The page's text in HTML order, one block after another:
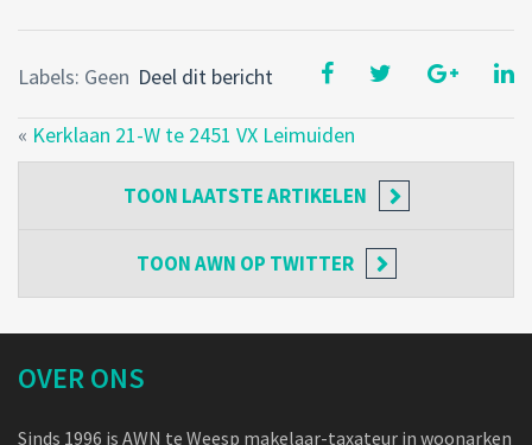
Deel dit bericht
Labels: Geen
« Kerklaan 21-W te 2451 VX Leimuiden
TOON LAATSTE ARTIKELEN
TOONAWN OP TWITTER
OVER ONS
Sinds 1996 is AWN te Weesp makelaar-taxateur in woonarken